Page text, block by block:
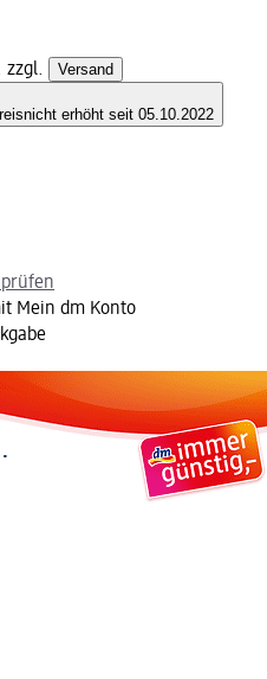
zzgl. Versand
nicht erhöht seit 05.10.2022
Mein dm Konto